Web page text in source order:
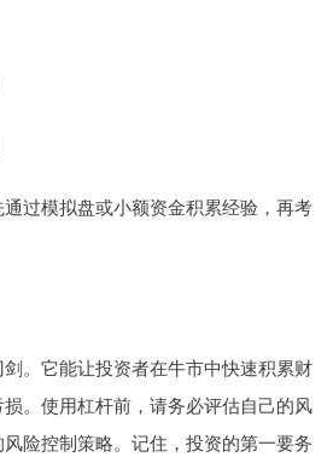
过模拟盘或小额资金积累经验，再考
。它能让投资者在牛市中快速积累财
。使用杠杆前，请务必评估自己的风
险控制策略。记住，投资的第一要务